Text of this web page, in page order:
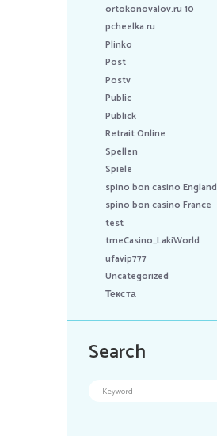
ortokonovalov.ru 10
pcheelka.ru
Plinko
Post
Postv
Public
Publick
Retrait Online
Spellen
Spiele
spino bon casino England
spino bon casino France
test
tmeCasino_LakiWorld
ufavip777
Uncategorized
Текста
Search